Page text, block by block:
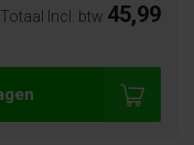
Totaal Incl. btw 45,99